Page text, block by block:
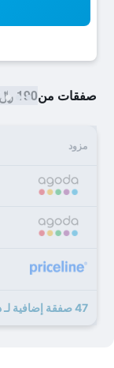
صفقات من190 ﷼
مزود